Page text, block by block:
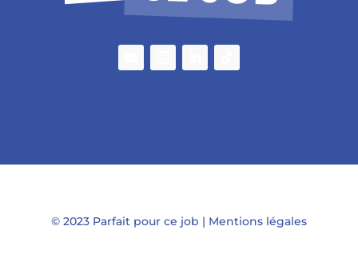
© 2023 Parfait pour ce job | Mentions légales